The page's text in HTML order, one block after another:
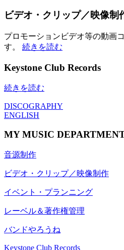
ビデオ・クリップ／映像制
プロモーションビデオ等の動画
す。 続きを読む
Keystone Club Records
続きを読む
DISCOGRAPHY
ENGLISH
MY MUSIC
音源制作
ビデオ・クリップ／映像制作
イベント・プランニング
レーベル＆著作権管理
バンドやろうね
Keystone Club Records